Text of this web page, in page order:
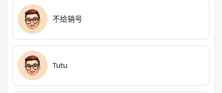
不给销号
Tutu